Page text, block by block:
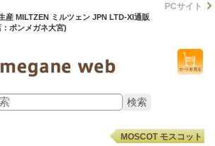
産 MILTZEN ミルツェン JPN LTD-XI通販
ポンメガネ大宮)
PCサイト
MOSCOT モスコット